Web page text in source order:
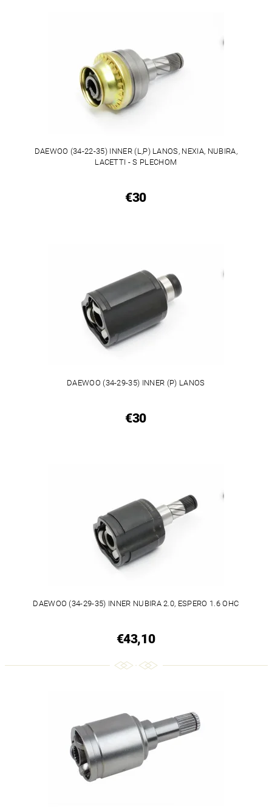
DAEWOO (34-22-35) INNER (L,P) LANOS, NEXIA, NUBIRA,
LACETTI - S PLECHOM
€30
DAEWOO (34-29-35) INNER (P) LANOS
€30
DAEWOO (34-29-35) INNER NUBIRA 2.0, ESPERO 1.6 OHC
€43,10